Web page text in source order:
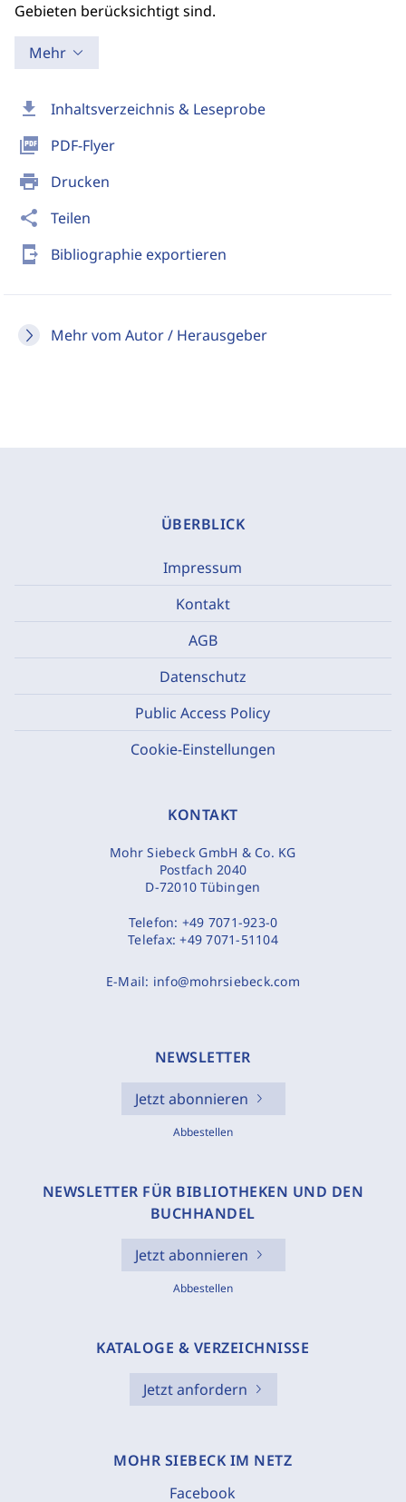
download Inhaltsverzeichnis & Leseprobe
picture_as_pdf PDF-Flyer
print Drucken
share Teilen
send_to_mobile Bibliographie exportieren
Mehr vom Autor / Herausgeber
Gebieten berücksichtigt sind.
Mehr
ÜBERBLICK
Impressum
Kontakt
AGB
Datenschutz
Public Access Policy
Cookie-Einstellungen
KONTAKT
Mohr Siebeck GmbH & Co. KG
Postfach 2040
D-72010 Tübingen
Telefon: +49 7071-923-0
Telefax:+49 7071-51104
E-Mail: info@mohrsiebeck.com
NEWSLETTER
Jetzt abonnieren
Abbestellen
NEWSLETTER FÜR BIBLIOTHEKEN UND DEN
BUCHHANDEL
Jetzt abonnieren
Abbestellen
KATALOGE & VERZEICHNISSE
Jetzt anfordern
MOHR SIEBECK IM NETZ
Facebook